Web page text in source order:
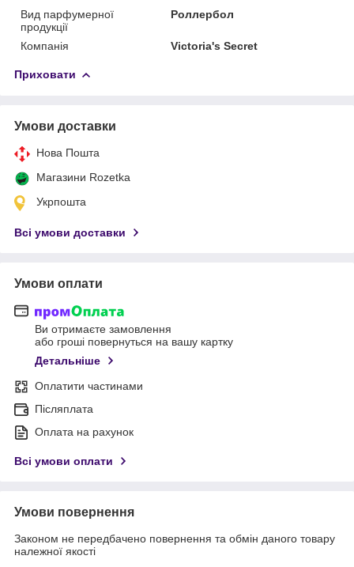
Вид парфумерної
продукції
Роллербол
Компанія Victoria's Secret
Приховати
Умови доставки
Нова Пошта
Магазини Rozetka
Укрпошта
Всі умови доставки
Умови оплати
Ви отримаєте замовлення
або гроші повернуться на вашу картку
Детальніше
Оплатити частинами
Післяплата
Оплата на рахунок
Всі умови оплати
Умови повернення
Законом не передбачено повернення та обмін даного товару
належної якості